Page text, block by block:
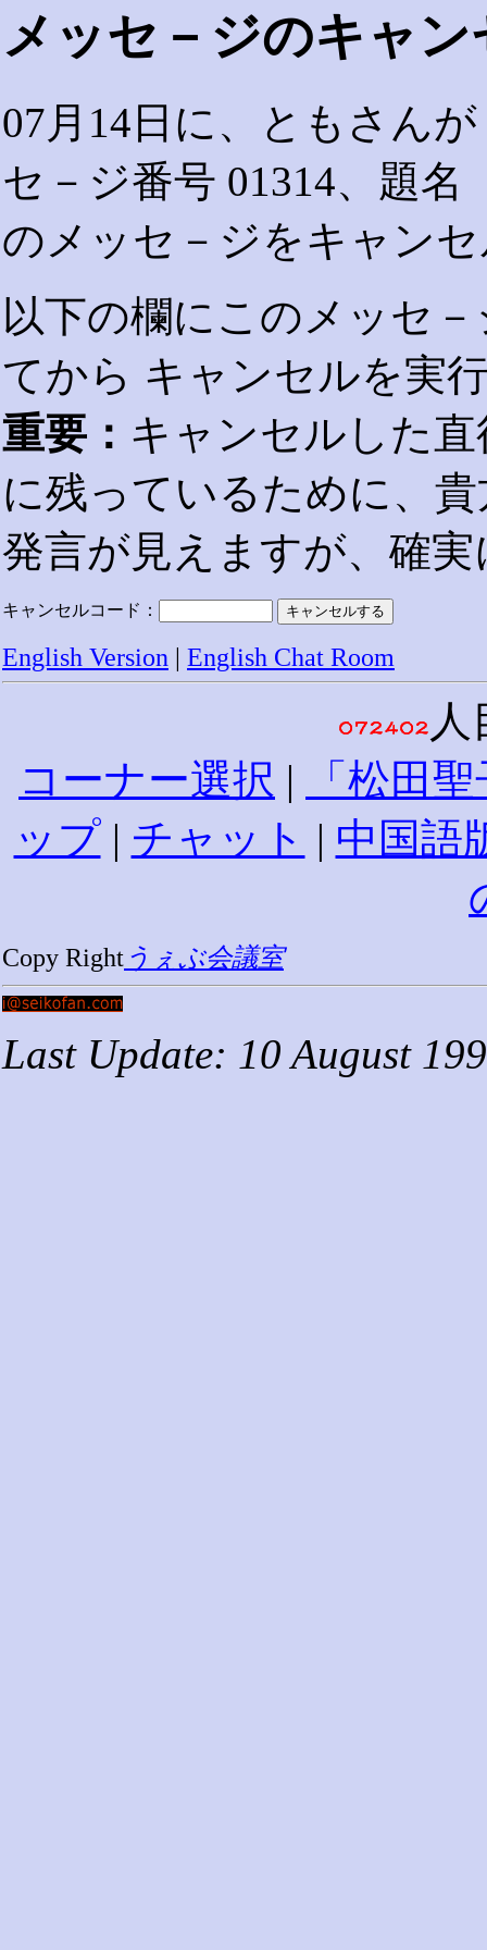
メッセ－ジのキャ
07月14日に、ともさん
セ－ジ番号 01314、題名
のメッセ－ジをキャン
以下の欄にこのメッセ
てから キャンセルを実
重要： キャンセルした
に残っているために、
発言が見えますが、確
キャンセルコード：
English Version | English Chat Room
コーナー選択 |
「松田
ップ| チャット | 中国語
Copy Right うぇぶ会議室
Last Update: 10 August